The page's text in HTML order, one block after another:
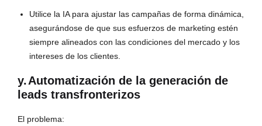
Utilice la IA para ajustar las campañas de forma dinámica,
asegurándose de que sus esfuerzos de marketing estén
siempre alineados con las condiciones del mercado y los
intereses de los clientes.
y.Automatización de la generación de
leads transfronterizos
El problema: